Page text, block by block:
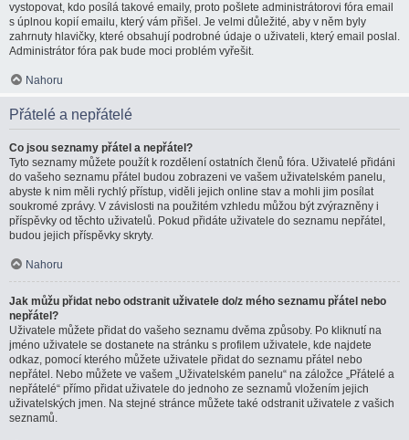
vystopovat, kdo posílá takové emaily, proto pošlete administrátorovi fóra email
s úplnou kopií emailu, který vám přišel. Je velmi důležité, aby v něm byly
zahrnuty hlavičky, které obsahují podrobné údaje o uživateli, který email poslal.
Administrátor fóra pak bude moci problém vyřešit.
Nahoru
Přátelé a nepřátelé
Co jsou seznamy přátel a nepřátel?
Tyto seznamy můžete použít k rozdělení ostatních členů fóra. Uživatelé přidáni
do vašeho seznamu přátel budou zobrazeni ve vašem uživatelském panelu,
abyste k nim měli rychlý přístup, viděli jejich online stav a mohli jim posílat
soukromé zprávy. V závislosti na použitém vzhledu můžou být zvýrazněny i
příspěvky od těchto uživatelů. Pokud přidáte uživatele do seznamu nepřátel,
budou jejich příspěvky skryty.
Nahoru
Jak můžu přidat nebo odstranit uživatele do/z mého seznamu přátel nebo
nepřátel?
Uživatele můžete přidat do vašeho seznamu dvěma způsoby. Po kliknutí na
jméno uživatele se dostanete na stránku s profilem uživatele, kde najdete
odkaz, pomocí kterého můžete uživatele přidat do seznamu přátel nebo
nepřátel. Nebo můžete ve vašem „Uživatelském panelu“ na záložce „Přátelé a
nepřátelé“ přímo přidat uživatele do jednoho ze seznamů vložením jejich
uživatelských jmen. Na stejné stránce můžete také odstranit uživatele z vašich
seznamů.